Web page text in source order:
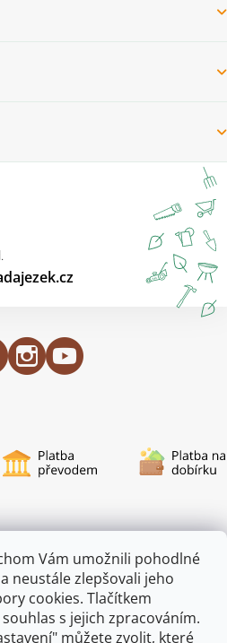
Vám umožnili pohodlné
neustále zlepšovali jeho
cookies. Tlačítkem
s jejich zpracováním.
můžete zvolit, které